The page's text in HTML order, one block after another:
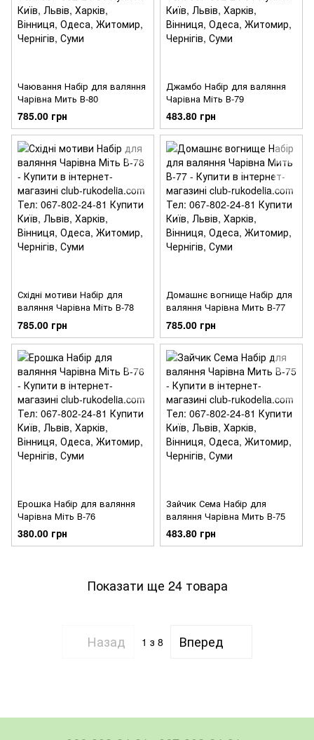
Чаювання Набір для валяння
Чарівна Мить В-80
785.00 грн
Джамбо Набір для валяння
Чарівна Міть В-79
483.80 грн
Східні мотиви Набір для
валяння Чарівна Міть В-78
785.00 грн
Домашнє вогнище Набір для
валяння Чарівна Мить В-77
785.00 грн
Ерошка Набір для валяння
Чарівна Міть В-76
380.00 грн
Зайчик Сема Набір для
валяння Чарівна Мить В-75
483.80 грн
Показати ще 24 товара
Назад 1 з 8 Вперед